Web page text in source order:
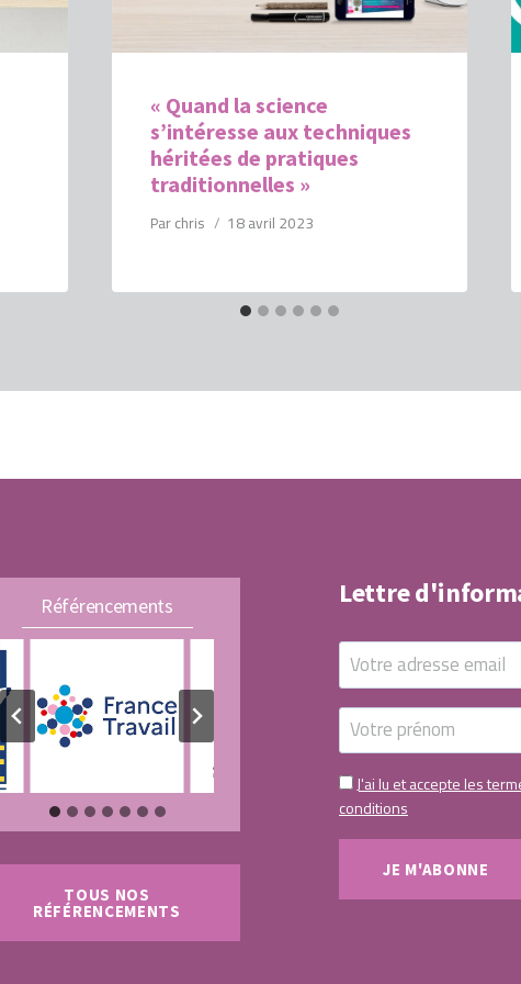
« Quand la science
s’intéresse aux techniques
héritées de pratiques
traditionnelles »
Par chris 18 avril 2023
Référencements
TOUS NOS
RÉFÉRENCEMENTS
Lettre
J'ai lu et accepte les
conditions